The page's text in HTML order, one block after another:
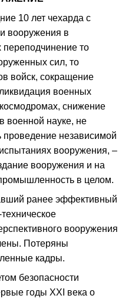
10 лет чехарда с
вооружения в
то
сил, то
войск, сокращение
военных
снижение
военной науке, не
независимой
вооружения, –
вооружения и на
в целом.
ранее эффективный
вооружения
Потеряны
кадры.
безопасности
годы XXI века о